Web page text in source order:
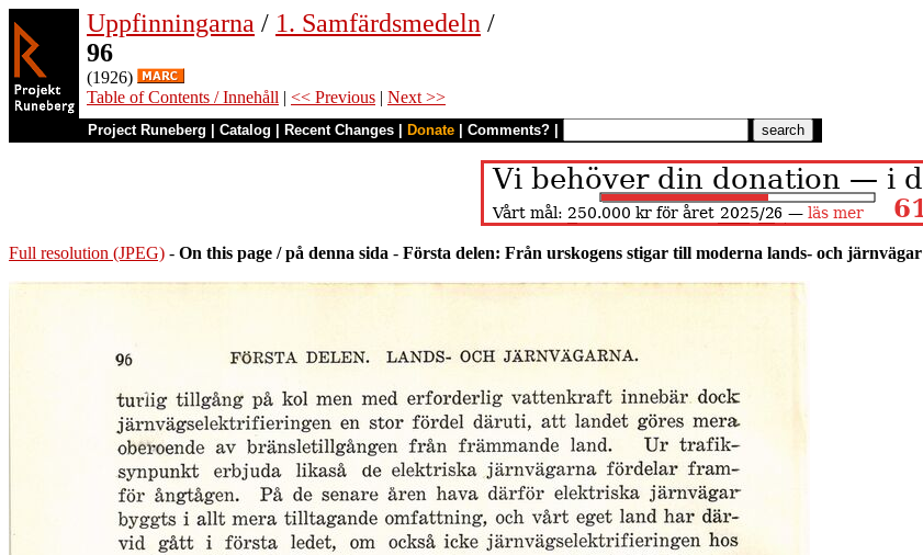
Uppfinningarna / 1. Samfärdsmedeln /
96
(1926)
Table of Contents / Innehåll | << Previous | Next >>
Project Runeberg Catalog Recent Changes Donate Comments?
Full resolution (JPEG) - On this page / på denna sida - Första delen: Från urskogens stigar till moderna lands- och järnvägar